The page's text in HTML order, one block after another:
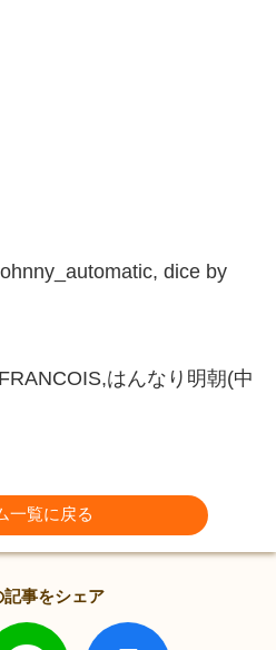
dice by
はんなり明朝(中
一覧に戻る
記事をシェア